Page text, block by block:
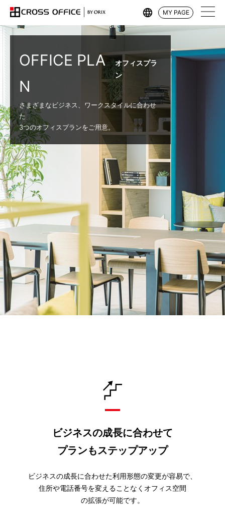
MY PAGE
OFFICE PLA
N
オフィスプラ
ン
さまざまなビジネス、ワークスタイルに合わせ
た
3つのオフィスプランをご用意。
ビジネスの成長に合わせて
プランもステップアップ
ビジネスの成長に合わせた利用形態の変更が容易で、
住所や電話番号を変えることなくオフィス空間
の拡張が可能です。